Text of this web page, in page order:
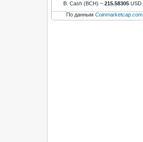
B. Cash (BCH) ~ 215.58305 USD
По данным Coinmarketcap.com